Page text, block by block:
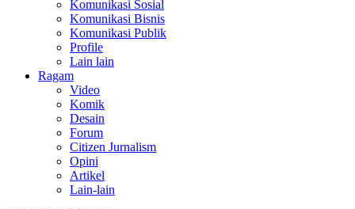
Komunikasi Sosial
Komunikasi Bisnis
Komunikasi Publik
Profile
Lain lain
Ragam
Video
Komik
Desain
Forum
Citizen Jurnalism
Opini
Artikel
Lain-lain